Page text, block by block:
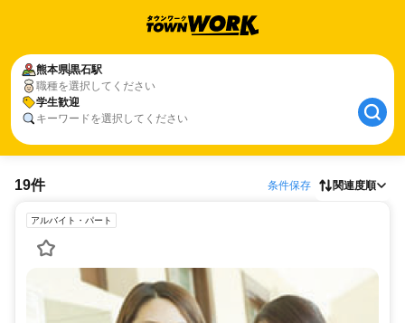
熊本県黒石駅
職種を選択してください
学生歓迎
キーワードを選択してください
19件 条件保存 関連度順
アルバイト・パート